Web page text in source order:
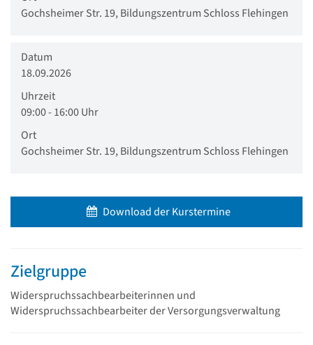
Gochsheimer Str. 19, Bildungszentrum Schloss Flehingen
Datum
18.09.2026
Uhrzeit
09:00 - 16:00 Uhr
Ort
Gochsheimer Str. 19, Bildungszentrum Schloss Flehingen
Download der Kurstermine
Zielgruppe
Widerspruchssachbearbeiterinnen und
Widerspruchssachbearbeiter der Versorgungsverwaltung